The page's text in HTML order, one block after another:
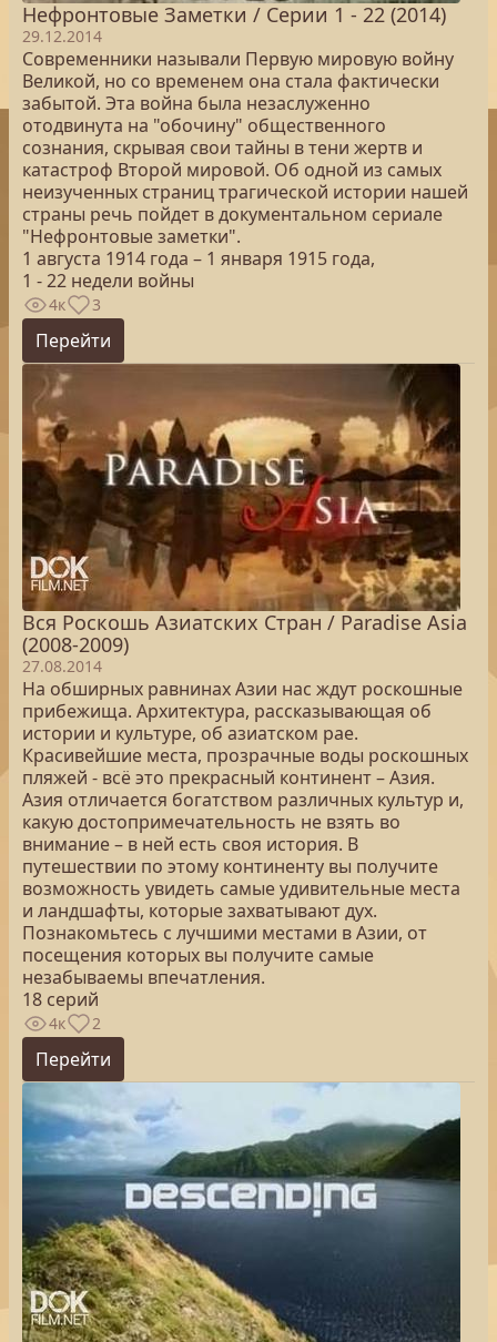
Нефронтовые Заметки / Серии 1 - 22 (2014)
29.12.2014
Современники называли Первую мировую войну
Великой, но со временем она стала фактически
забытой. Эта война была незаслуженно
отодвинута на "обочину" общественного
сознания, скрывая свои тайны в тени жертв и
катастроф Второй мировой. Об одной из самых
неизученных страниц трагической истории нашей
страны речь пойдет в документальном сериале
"Нефронтовые заметки".
1 августа 1914 года – 1 января 1915 года,
1 - 22 недели войны
4к 3
Перейти
Вся Роскошь Азиатских Стран / Paradise Asia
(2008-2009)
27.08.2014
На обширных равнинах Азии нас ждут роскошные
прибежища. Архитектура, рассказывающая об
истории и культуре, об азиатском рае.
Красивейшие места, прозрачные воды роскошных
пляжей - всё это прекрасный континент – Азия.
Азия отличается богатством различных культур и,
какую достопримечательность не взять во
внимание – в ней есть своя история. В
путешествии по этому континенту вы получите
возможность увидеть самые удивительные места
и ландшафты, которые захватывают дух.
Познакомьтесь с лучшими местами в Азии, от
посещения которых вы получите самые
незабываемы впечатления.
18 серий
4к 2
Перейти